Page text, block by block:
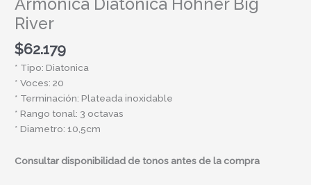
Armonica Diatonica Hohner Big
River
$62.179
* Tipo: Diatonica
* Voces: 20
* Terminación: Plateada inoxidable
* Rango tonal: 3 octavas
* Diametro: 10,5cm
Consultar disponibilidad de tonos antes de la compra